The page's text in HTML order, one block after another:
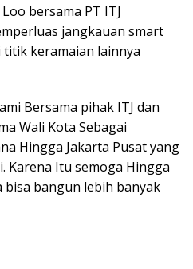
bersama PT ITJ
jangkauan smart
keramaian lainnya
Bersama pihak ITJ dan
Wali Kota Sebagai
Hingga Jakarta Pusat yang
Karena Itu semoga Hingga
bisa bangun lebih banyak